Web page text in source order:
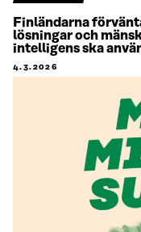
Finländarna
lösningar och
intelligens ska
4.3.2026